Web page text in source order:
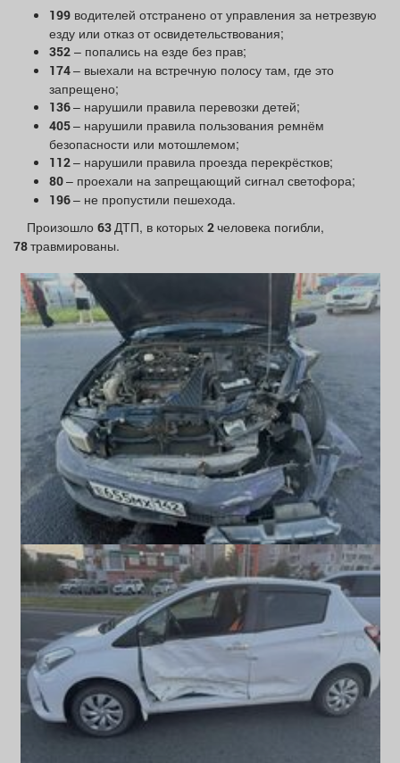
Поздравления
ТВ программа Я - пенсионер
199 водителей отстранено от управления за нетрезвую
езду или отказ от освидетельствования;
352 – попались на езде без прав;
174– выехали на встречную полосу там, где это
запрещено;
136– нарушили правила перевозки детей;
405– нарушили правила пользования ремнём
безопасности или мотошлемом;
112– нарушили правила проезда перекрёстков;
80– проехали на запрещающий сигнал светофора;
196– не пропустили пешехода.
Произошло 63ДТП, в которых 2человека погибли,
78травмированы.